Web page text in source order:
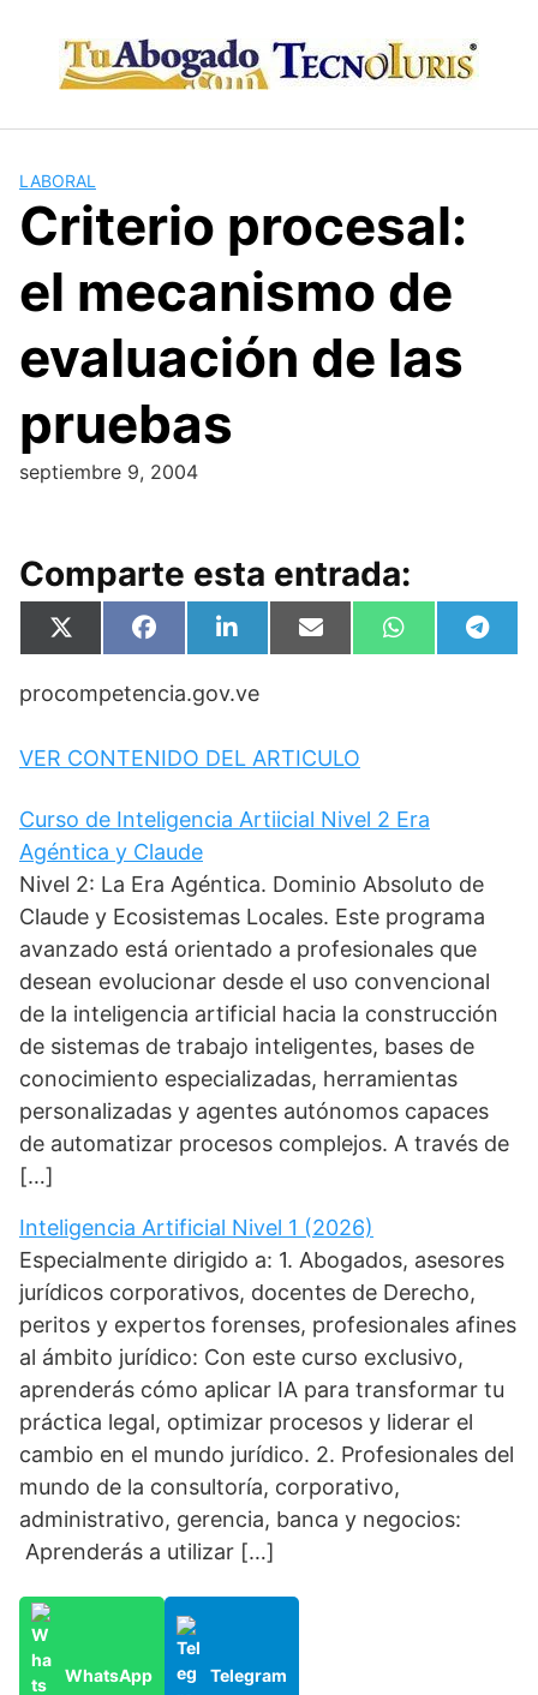
content
LABORAL
Criterio procesal:
el mecanismo de
evaluación de las
pruebas
septiembre 9, 2004
Comparte esta entrada:
Compartir
en
X
(
w
t
e
)
Compartir
en
F
a
e
o
k
Compartir
en
L
i
k
I
n
Compartir
en
E
m
Compartir
en
W
h
en
T
e
procompetencia.gov.ve
VER CONTENIDO DEL ARTICULO
Curso de Inteligencia Artiicial Nivel 2 Era
Agéntica y Claude
Nivel 2: La Era Agéntica. Dominio Absoluto de
Claude y Ecosistemas Locales. Este programa
avanzado está orientado a profesionales que
desean evolucionar desde el uso convencional
de la inteligencia artificial hacia la construcción
de sistemas de trabajo inteligentes, bases de
conocimiento especializadas, herramientas
personalizadas y agentes autónomos capaces
de automatizar procesos complejos. A través de
[…]
Inteligencia Artificial Nivel 1 (2026)
Especialmente dirigido a: 1. Abogados, asesores
jurídicos corporativos, docentes de Derecho,
peritos y expertos forenses, profesionales afines
al ámbito jurídico: Con este curso exclusivo,
aprenderás cómo aplicar IA para transformar tu
práctica legal, optimizar procesos y liderar el
cambio en el mundo jurídico. 2. Profesionales del
mundo de la consultoría, corporativo,
administrativo, gerencia, banca y negocios:
Aprenderás a utilizar […]
WhatsApp Telegram